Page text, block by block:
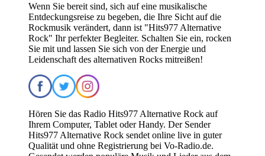
Wenn Sie bereit sind, sich auf eine musikalische
Entdeckungsreise zu begeben, die Ihre Sicht auf die
Rockmusik verändert, dann ist "Hits977 Alternative
Rock" Ihr perfekter Begleiter. Schalten Sie ein, rocken
Sie mit und lassen Sie sich von der Energie und
Leidenschaft des alternativen Rocks mitreißen!
Hören Sie das Radio Hits977 Alternative Rock auf
Ihrem Computer, Tablet oder Handy. Der Sender
Hits977 Alternative Rock sendet online live in guter
Qualität und ohne Registrierung bei Vo-Radio.de.